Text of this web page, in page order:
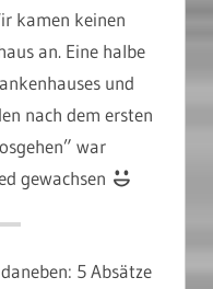
kamen keinen
an. Eine halbe
und
nach dem ersten
war
gewachsen
5 Absätze